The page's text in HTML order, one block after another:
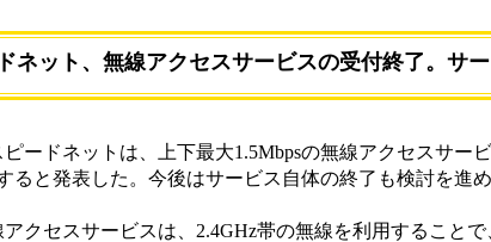
ネット、無線アクセスサービスの受付終了。サ
ードネットは、上下最大1.5Mbpsの無線アクセスサー
ると発表した。今後はサービス自体の終了も検討を進め
クセスサービスは、2.4GHz帯の無線を利用すること